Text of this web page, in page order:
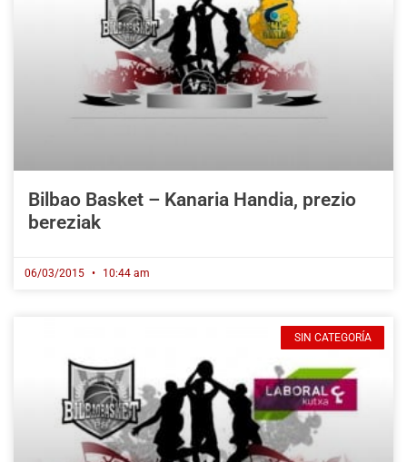
Bilbao Basket – Kanaria Handia, prezio
bereziak
06/03/2015 10:44 am
SIN CATEGORÍA